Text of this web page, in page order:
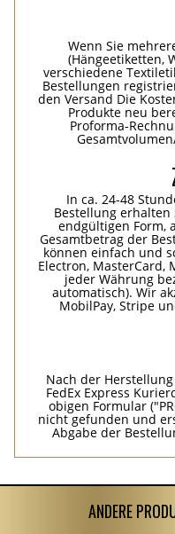
Wenn Sie
(Hängeetiketten,
verschiedene
Bestellungen
den Versand Die
Produkte neu
Proforma-
In ca. 24-48
Bestellung
endgültigen Form,
Gesamtbetrag der
können einfach und
Electron, MasterCard,
jeder Währung
automatisch). Wir
MobilPay, Stripe
Nach der
FedEx Express
obigen Formular
nicht gefunden und
Abgabe der
ANDERE